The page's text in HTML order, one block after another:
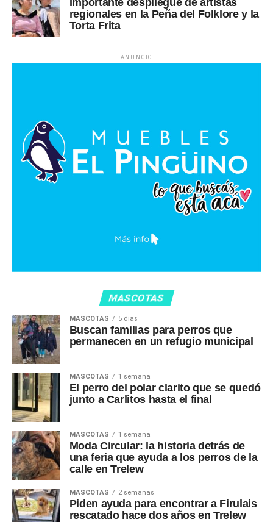
Importante despliegue de artistas
regionales en la Peña del Folklore y la
Torta Frita
ANUNCIO
MASCOTAS
MASCOTAS 5 días
Buscan familias para perros que
permanecen en un refugio municipal
MASCOTAS 1 semana
El perro del polar clarito que se quedó
junto a Carlitos hasta el final
MASCOTAS 1 semana
Moda Circular: la historia detrás de
una feria que ayuda a los perros de la
calle en Trelew
MASCOTAS 2 semanas
Piden ayuda para encontrar a Firulais
rescatado hace dos años en Trelew